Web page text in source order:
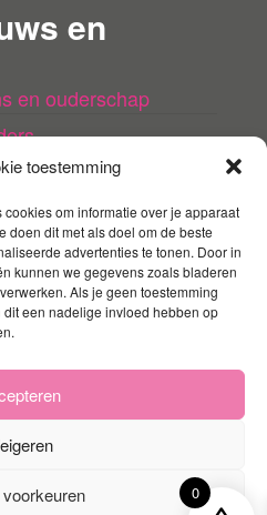
toestemming
om informatie over je apparaat
doen dit met als doel om de beste
advertenties te tonen. Door in
kunnen we gegevens zoals bladeren
Als je geen toestemming
een nadelige invloed hebben op
en
en ouderschap
Envo
0